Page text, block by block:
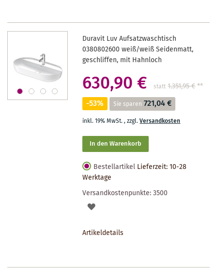
Duravit Luv Aufsatzwaschtisch
0380802600 weiß/weiß Seidenmatt,
geschliffen, mit Hahnloch
630,90 € statt 1.351,95 €**
-53% Sie sparen 721,04 €
inkl. 19% MwSt.,zzgl.Versandkosten
In den Warenkorb
Bestellartikel Lieferzeit: 10-28
Werktage
Versandkostenpunkte:3500
AUF
Artikeldetails